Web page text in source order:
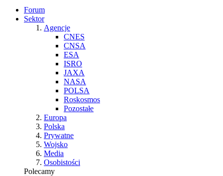
Forum
Sektor
Agencje
CNES
CNSA
ESA
ISRO
JAXA
NASA
POLSA
Roskosmos
Pozostałe
Europa
Polska
Prywatne
Wojsko
Media
Osobistości
Polecamy